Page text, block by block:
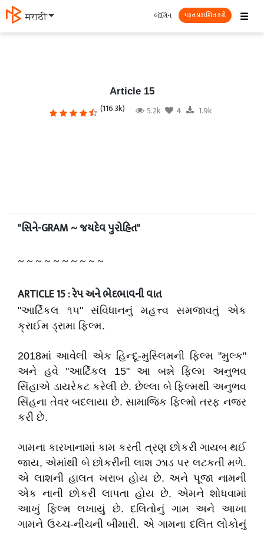
मराठी ☰
લૉગિન મફત પ્રકાશિત કરો
Article 15
(116.3k) 5.2k 4 1.9k
"સિને-GRAM ~ જયદેવ પુરોહિત"
~ ~ ~ ~ ~ ~ ~ ~ ~ ~
ARTICLE 15 : રેપ અને ભેદભાવની વાત
"આર્ટિકલ ૧૫" સંવિધાનનું મહત્ત્વ સમજાવતું એક
ક્રાઈમ ડ્રામા ફિલ્મ.
2018માં આવેલી એક હિન્દૂ-મુસ્લિમની ફિલ્મ "મુલ્ક"
અને હવે "આર્ટિકલ 15" આ બન્ને ફિલ્મ અનુભવ
સિંહાએ ડાયરેકટ કરેલી છે. છેલ્લા બે ફિલ્મથી અનુભવ
સિંહના તેવર બદલાયા છે. સામાજિક ફિલ્મો તરફ નજર
કરી છે.
ગામના કારખાનામાં કામ કરતી ત્રણ છોકરી ગાયબ થઈ
જાય, એમાંથી બે છોકરીની લાશ ઝાડ પર લટકતી મળે.
એ લાશની હાલત ખરાબ હોય છે. અને પૂજા નામની
એક નાની છોકરી લાપતા હોય છે. એમને શોધવામાં
આખું ફિલ્મ લખાયું છે. દલિતોનું ગામ અને આખા
ગામને ઉચ્ચ-નીચની બીમારી. એ ગામના દલિત લોકોનું